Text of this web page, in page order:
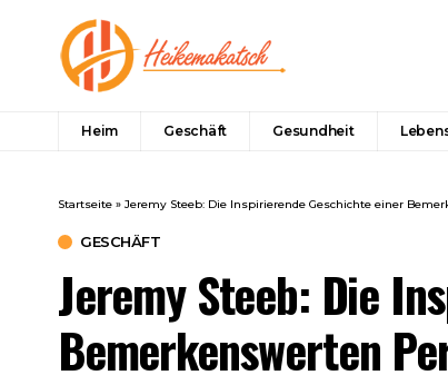
Heim Geschäft Gesundheit
Startseite » Jeremy Steeb: Die Inspirierende Geschichte einer
GESCHÄFT
Jeremy Steeb: Die
Bemerkenswerten